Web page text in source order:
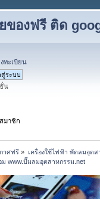
ของฟรี ติด
ทะเบียน
น
มาชิก
าศฟรี » เครื่องใช้ไฟฟ้า พัดลมอุต
www.ปั๊มลมอุตสาหกรรม.net